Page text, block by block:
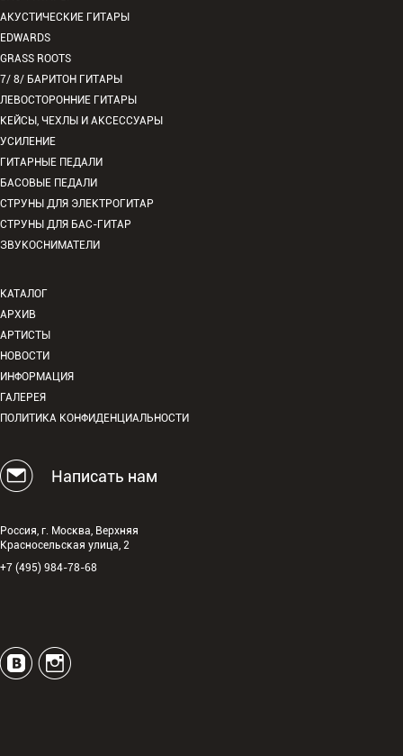
АКУСТИЧЕСКИЕ ГИТАРЫ
EDWARDS
GRASS ROOTS
7/ 8/ БАРИТОН ГИТАРЫ
ЛЕВОСТОРОННИЕ ГИТАРЫ
КЕЙСЫ, ЧЕХЛЫ И АКСЕССУАРЫ
УСИЛЕНИЕ
ГИТАРНЫЕ ПЕДАЛИ
БАСОВЫЕ ПЕДАЛИ
СТРУНЫ ДЛЯ ЭЛЕКТРОГИТАР
СТРУНЫ ДЛЯ БАС-ГИТАР
ЗВУКОСНИМАТЕЛИ
КАТАЛОГ
АРХИВ
АРТИСТЫ
НОВОСТИ
ИНФОРМАЦИЯ
ГАЛЕРЕЯ
ПОЛИТИКА КОНФИДЕНЦИАЛЬНОСТИ
Написать нам
Россия, г. Москва, Верхняя
Красносельская улица, 2
+7 (495) 984-78-68